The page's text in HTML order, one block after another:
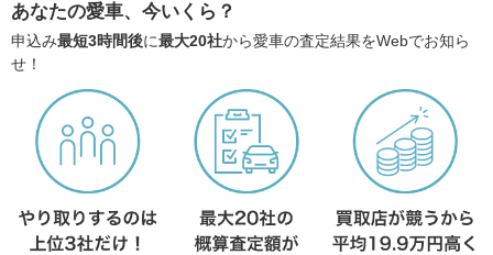
あなたの愛車、今いくら？
申込み最短3時間後に最大20社から愛車の査定結果をWebでお知ら
せ！